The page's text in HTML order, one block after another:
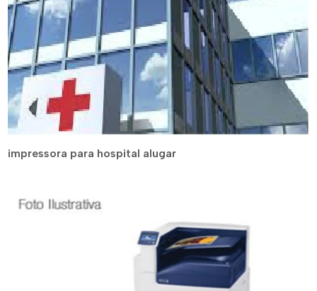
impressora para hospital alugar